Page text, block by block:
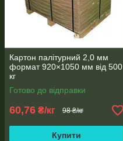
Картон палітурний 2,0 мм
формат 920×1050 мм від 500
кг
Готово до відправки
60,76 ₴/кг 98 ₴/кг
Купити